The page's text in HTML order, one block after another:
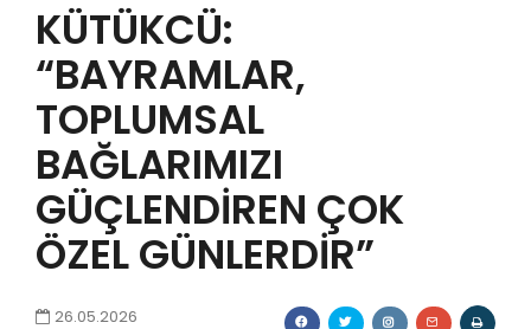
KILAVUZLAR
YAYINLARIMIZ
ENERJİ İZLEME
İLETİŞİM
KÜTÜKCÜ:
“BAYRAMLAR,
TOPLUMSAL
BAĞLARIMIZI
GÜÇLENDİREN ÇOK
ÖZEL GÜNLERDİR”
26.05.2026